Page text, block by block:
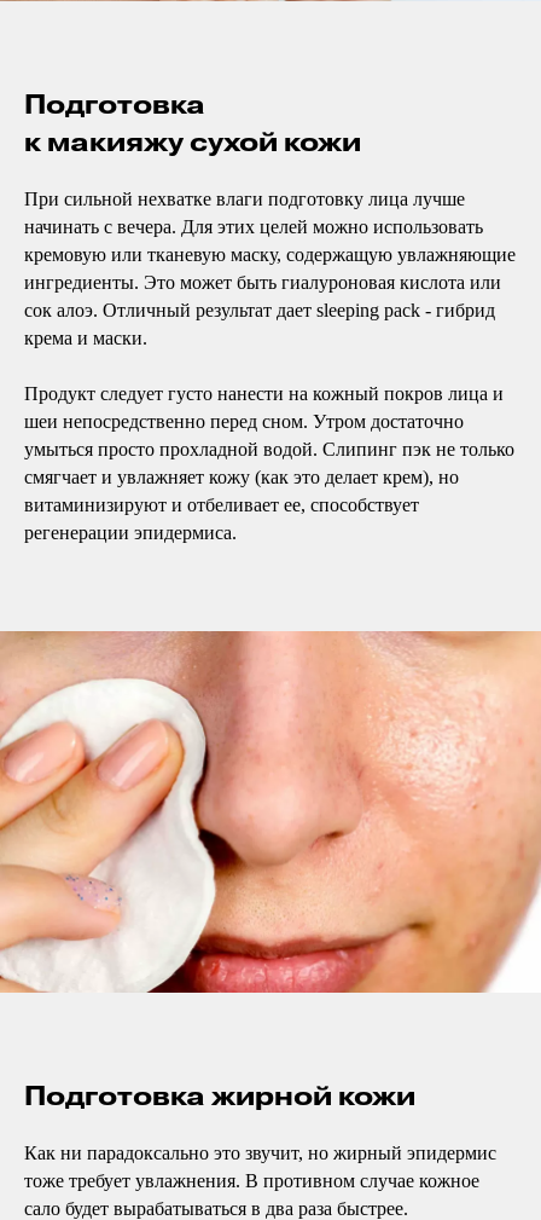
Подготовка
к макияжу сухой кожи
При сильной нехватке влаги подготовку лица лучше
начинать с вечера. Для этих целей можно использовать
кремовую или тканевую маску, содержащую увлажняющие
ингредиенты. Это может быть гиалуроновая кислота или
сок алоэ. Отличный результат дает sleeping pack - гибрид
крема и маски.
Продукт следует густо нанести на кожный покров лица и
шеи непосредственно перед сном. Утром достаточно
умыться просто прохладной водой. Слипинг пэк не только
смягчает и увлажняет кожу (как это делает крем), но
витаминизируют и отбеливает ее, способствует
регенерации эпидермиса.
Подготовка жирной кожи
Как ни парадоксально это звучит, но жирный эпидермис
тоже требует увлажнения. В противном случае кожное
сало будет вырабатываться в два раза быстрее.